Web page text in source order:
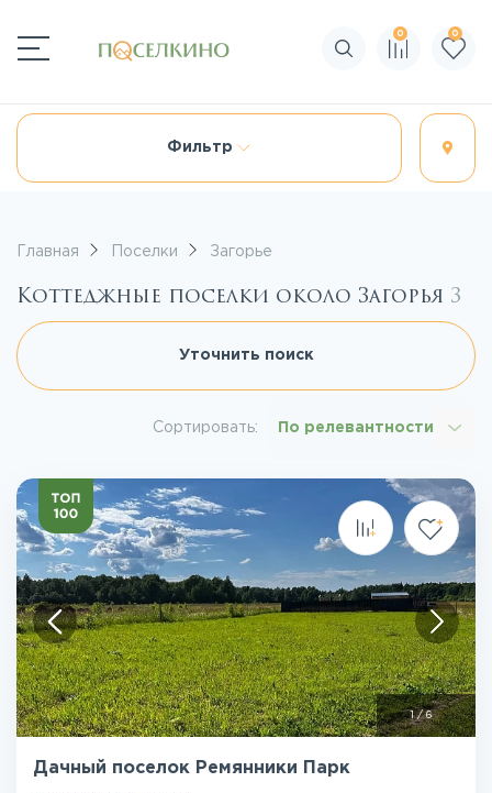
Поиск по сайту
0 0
Фильтр
Главная Поселки Загорье
Коттеджные поселки около Загорья 3
Уточнить поиск
Сортировать: По релевантности
1/6
Дачный поселок Ремянники Парк